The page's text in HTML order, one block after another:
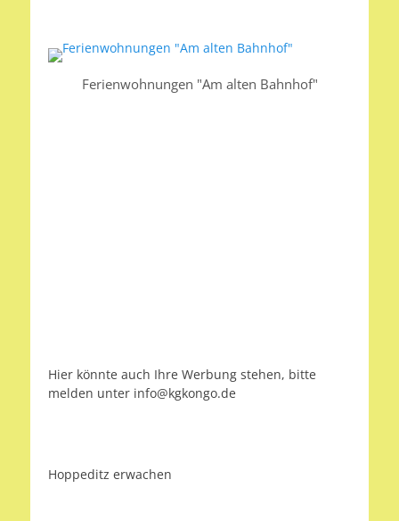
Ferienwohnungen "Am alten Bahnhof"
Hier könnte auch Ihre Werbung stehen, bitte
melden unter info@kgkongo.de
Hoppeditz erwachen